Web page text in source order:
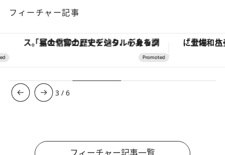
フィーチャー記事
「星のや富士」でデジタルデトックス。冨士信仰の歴史を辿り、心身を調える。
3 /6
フィーチャー記事一覧